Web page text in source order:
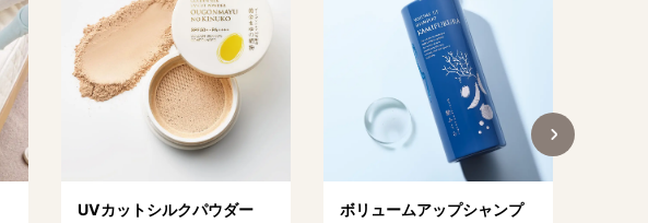
UVカットシルクパウダー
ボリュームアップシャンプ